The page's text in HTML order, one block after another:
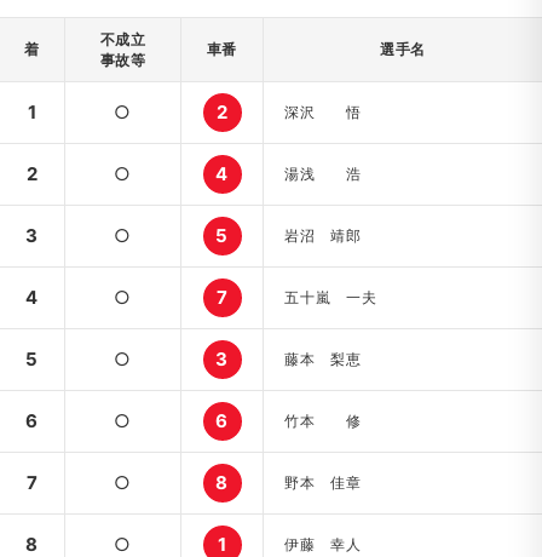
着
不成立
事故等
車番 選手名
1 ○ 2 深沢 悟
2 ○ 4 湯浅 浩
3 ○ 5 岩沼 靖郎
4 ○ 7 五十嵐 一夫
5 ○ 3 藤本 梨恵
6 ○ 6 竹本 修
7 ○ 8 野本 佳章
8 ○ 1 伊藤 幸人